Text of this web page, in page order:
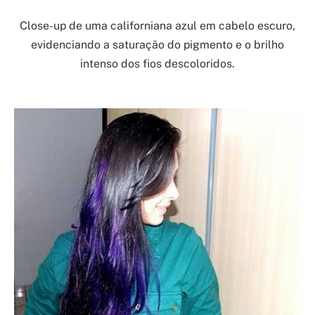
Close-up de uma californiana azul em cabelo escuro,
evidenciando a saturação do pigmento e o brilho
intenso dos fios descoloridos.